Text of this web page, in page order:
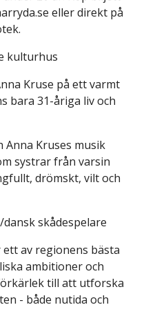
eller direkt på
kulturhus
Kruse på ett varmt
bara 31-åriga liv och
Anna Kruses musik
systrar från varsin
drömskt, vilt och
skådespelare
ett av regionens bästa
ambitioner och
till att utforska
- både nutida och